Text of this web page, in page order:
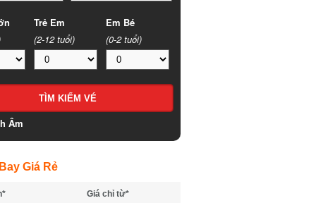
Trẻ Em
(2-12 tuổi)
Em Bé
(0-2 tuổi)
Âm
Giá Rẻ
Giá chỉ từ*